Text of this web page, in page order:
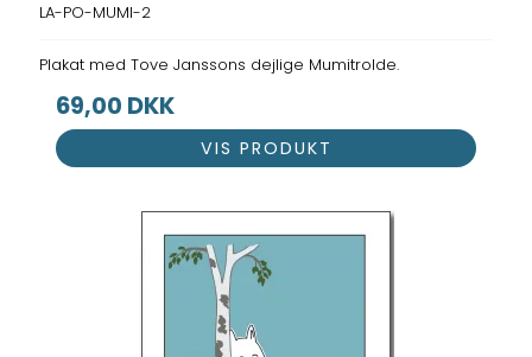
LA-PO-MUMI-2
Plakat med Tove Janssons dejlige Mumitrolde.
69,00 DKK
VIS PRODUKT